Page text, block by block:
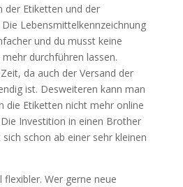
der Etiketten und der
Lebensmittelkennzeichnung
und du musst keine
durchführen lassen.
da auch der Versand der
ist. Desweiteren kann man
die Etiketten nicht mehr online
Investition in einen Brother
schon ab einer sehr kleinen
Wer gerne neue